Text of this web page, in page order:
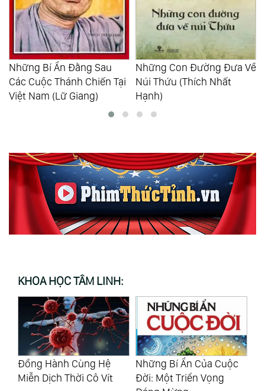
Những Bí Ẩn Đằng Sau
Các Cuộc Thánh Chiến Tại
Việt Nam (Lữ Giang)
Những Con Đường Đưa Về
Núi Thứu (Thích Nhất
Hạnh)
KHOA HỌC TÂM LINH:
Đồng Hành Cùng Hệ
Miễn Dịch Thời Cô Vít
Những Bí Ẩn Của Cuộc
Đời: Một Triển Vọng